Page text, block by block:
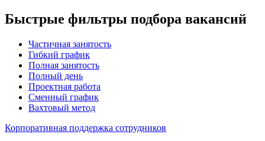
Быстрые фильтры подбора вакансий
Частичная занятость
Гибкий график
Полная занятость
Полный день
Проектная работа
Сменный график
Вахтовый метод
Корпоративная поддержка сотрудников